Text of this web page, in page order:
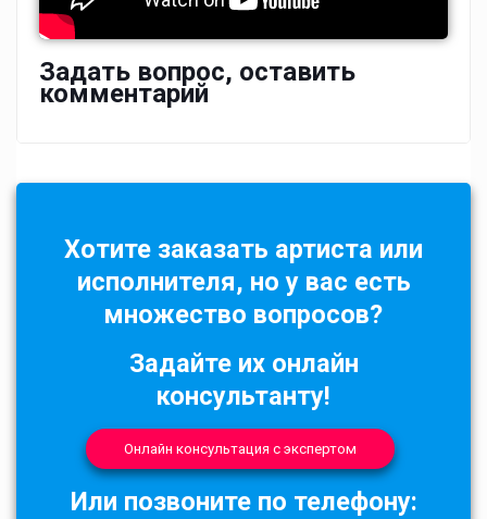
Задать вопрос, оставить
комментарий
Хотите заказать артиста или
исполнителя, но у вас есть
множество вопросов?
Задайте их онлайн
консультанту!
Онлайн консультация с экспертом
Или позвоните по телефону: